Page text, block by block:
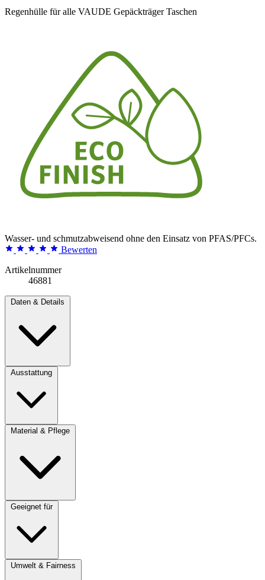
Regenhülle für alle VAUDE Gepäckträger Taschen
Wasser- und schmutzabweisend ohne den Einsatz von PFAS/PFCs.
Bewerten
Artikelnummer
46881
Daten & Details
Ausstattung
Material & Pflege
Geeignet für
Umwelt & Fairness